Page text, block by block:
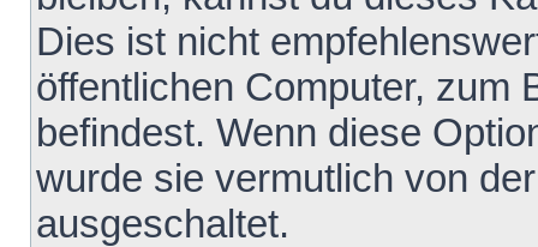
Dies ist nicht
öffentlichen Computer, zum
befindest. Wenn diese
wurde sie vermutlich von
ausgeschaltet.